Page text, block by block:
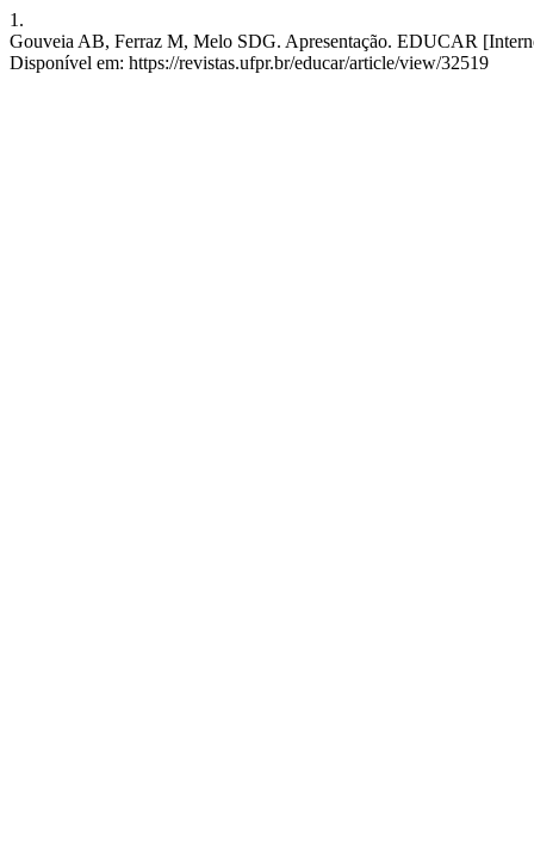
1.
Gouveia AB, Ferraz M, Melo SDG. Apresentação. EDUCAR
Disponível em: https://revistas.ufpr.br/educar/article/view/32519